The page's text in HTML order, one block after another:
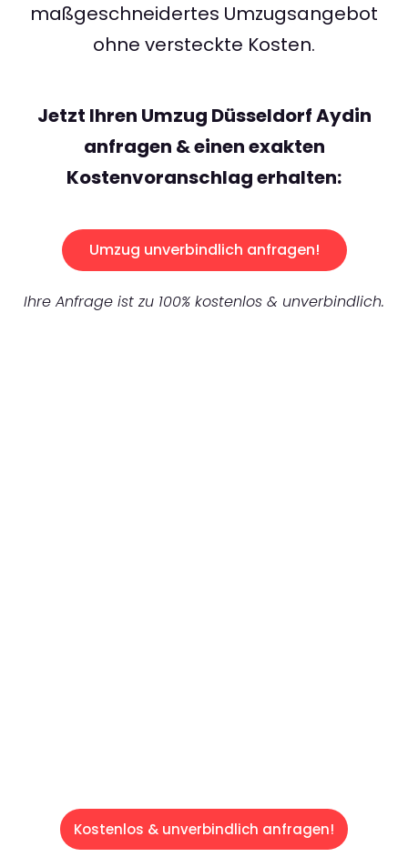
maßgeschneidertes Umzugsangebot
ohne versteckte Kosten.
Jetzt Ihren Umzug Düsseldorf Aydin
anfragen & einen exakten
Kostenvoranschlag erhalten:
Umzug unverbindlich anfragen!
Ihre Anfrage ist zu 100% kostenlos & unverbindlich.
Kostenlos & unverbindlich anfragen!